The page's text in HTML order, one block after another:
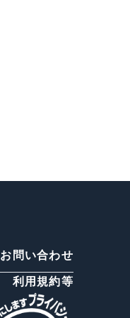
お問い合わせ
利用規約等